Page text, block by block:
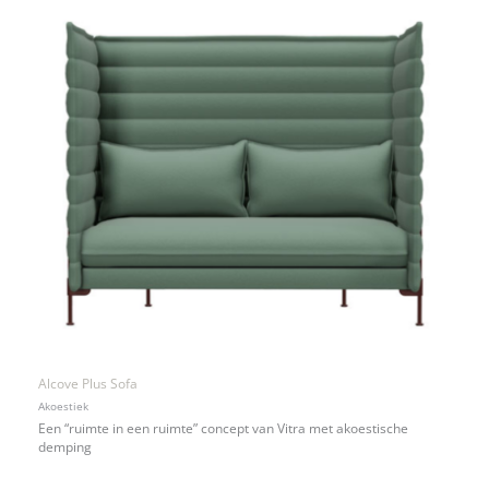
Alcove Plus Sofa
Akoestiek
Een “ruimte in een ruimte” concept van Vitra met akoestische
demping